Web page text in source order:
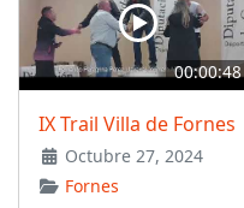
00:00:48
IX Trail Villa de Fornes
Octubre 27, 2024
Fornes